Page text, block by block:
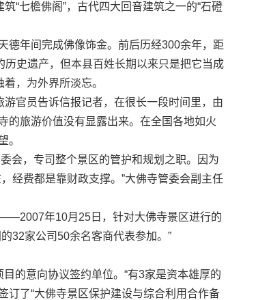
“七檐佛阁”，古代四大回音建筑之一的“石磴
年间完成佛像饰金。前后历经300余年，距
史遗产，但本县百姓长期以来只是把它当成
，为外界所淡忘。
官员告诉信报记者，在很长一段时间里，由
的旅游价值没有显露出来。在全国各地如火
。
，专司整个景区的管护和规划之职。因为
经费都是靠财政支撑。”大佛寺管委会副主任
年10月25日，针对大佛寺景区进行的
32家公司50余名客商代表参加。”
意向协议签约单位。“有3家是资本雄厚的
订了“大佛寺景区保护建设与综合利用合作备